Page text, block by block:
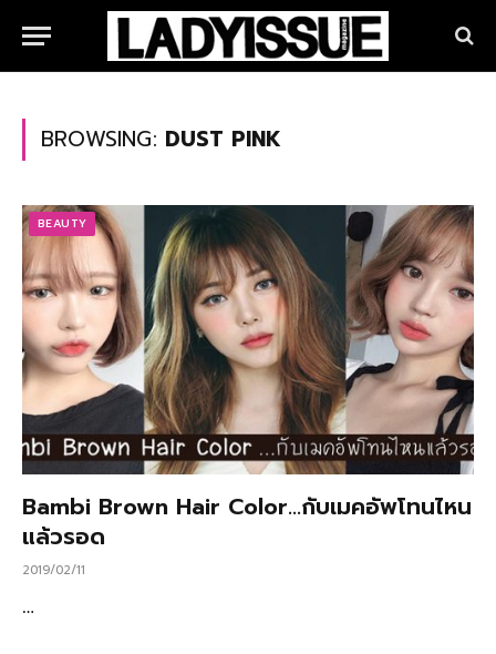
BROWSING: DUST PINK
BEAUTY
Bambi Brown Hair Color…กับเมคอัพโทนไหน
แล้วรอด
2019/02/11
…